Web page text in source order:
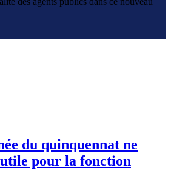
du quinquennat ne
pour la fonction